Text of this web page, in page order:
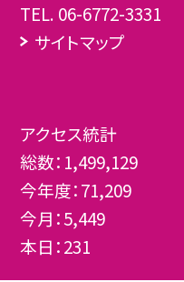
TEL. 06-6772-3331
サイトマップ
アクセス統計
総数： 1,499,129
今年度：71,209
今月：5,449
本日：231